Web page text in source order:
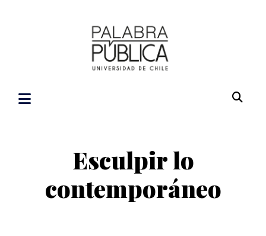
Esculpir lo
contemporáneo